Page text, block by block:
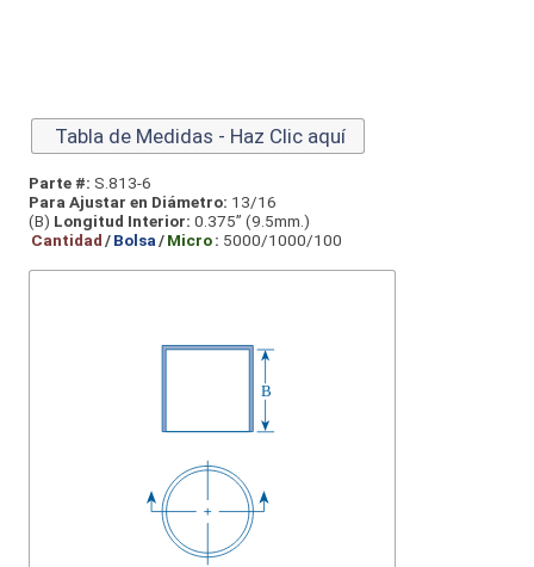
Tabla de Medidas - Haz Clic aquí
Parte #: S.813-6
Para Ajustar en Diámetro: 13/16
(B) Longitud Interior: 0.375” (9.5mm.)
Cantidad/Bolsa/Micro: 5000/1000/100